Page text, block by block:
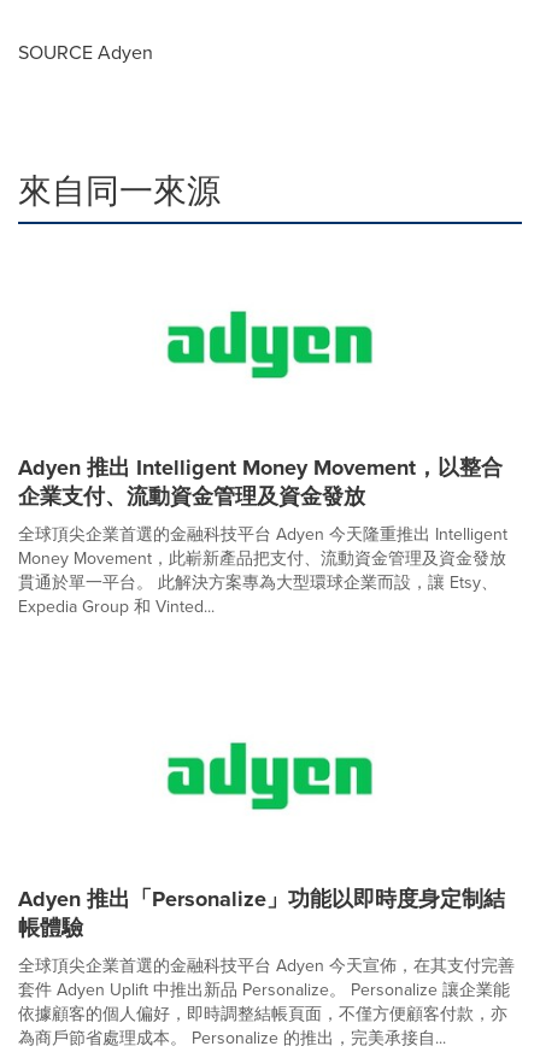
SOURCE Adyen
來自同一來源
Adyen 推出 Intelligent Money Movement，以整合
企業支付、流動資金管理及資金發放
全球頂尖企業首選的金融科技平台 Adyen 今天隆重推出 Intelligent
Money Movement，此嶄新產品把支付、流動資金管理及資金發放
貫通於單一平台。 此解決方案專為大型環球企業而設，讓 Etsy、
Expedia Group 和 Vinted...
Adyen 推出「Personalize」功能以即時度身定制結
帳體驗
全球頂尖企業首選的金融科技平台 Adyen 今天宣佈，在其支付完善
套件 Adyen Uplift 中推出新品 Personalize。 Personalize 讓企業能
依據顧客的個人偏好，即時調整結帳頁面，不僅方便顧客付款，亦
為商戶節省處理成本。 Personalize 的推出，完美承接自...